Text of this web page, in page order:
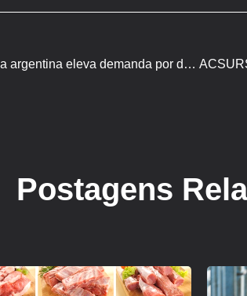
Soja – Cepea: greve na argentina eleva demanda por derivados brasileiros
Postagens